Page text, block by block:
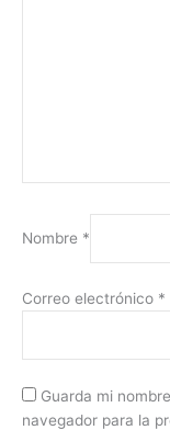
Nombre *
Correo electrónico *
Guarda mi
navegador para la